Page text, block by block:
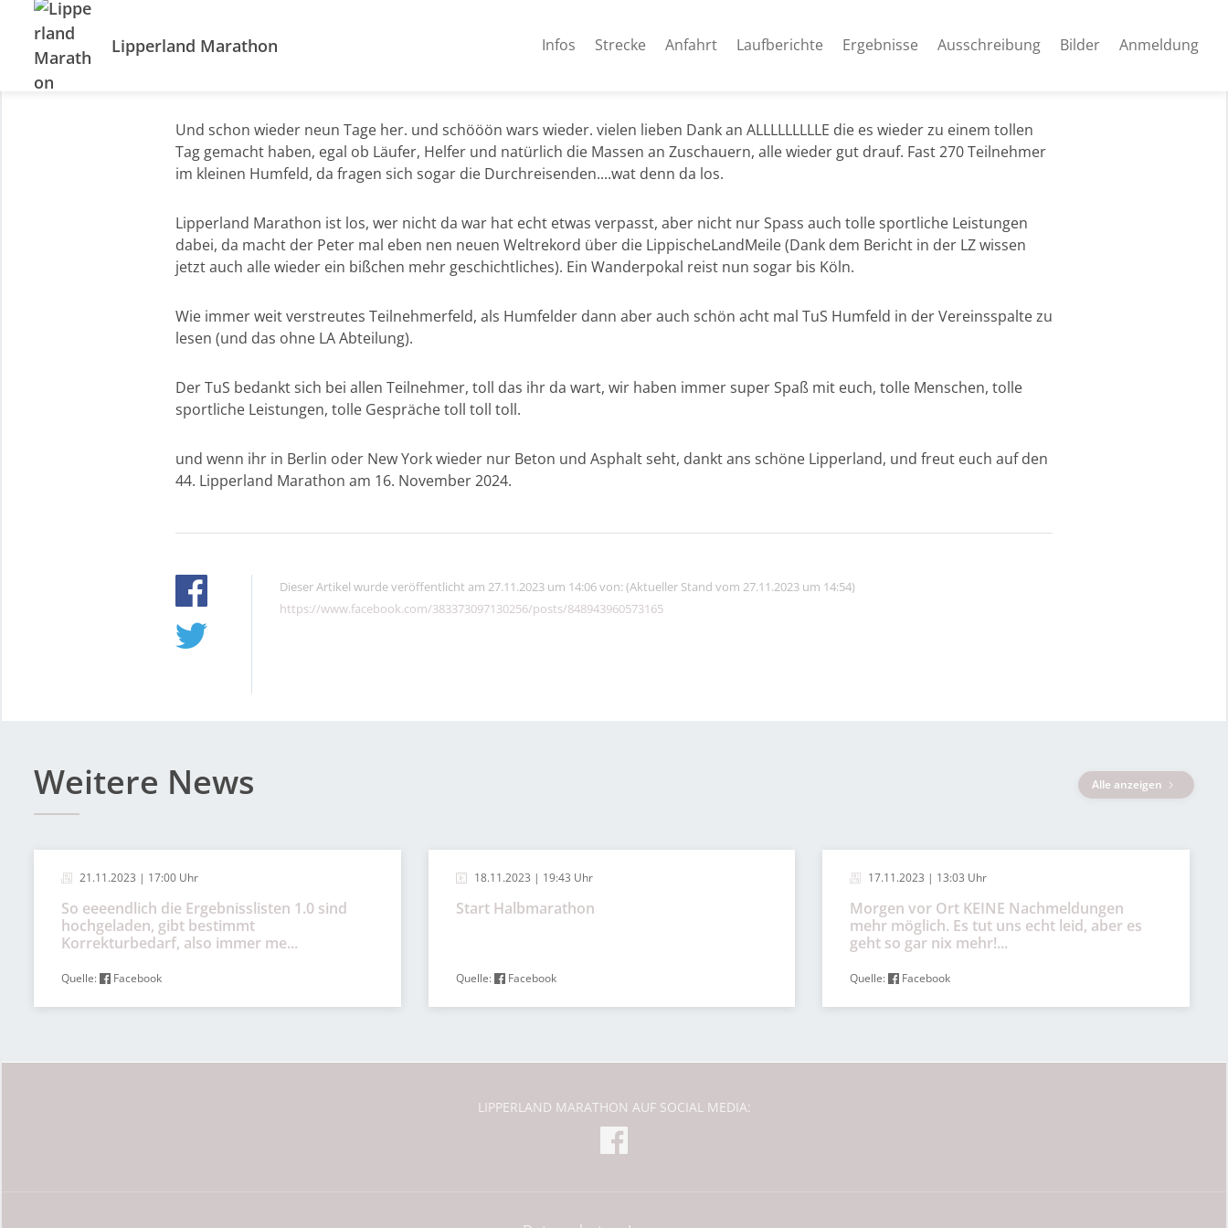
Lipperland Marathon Infos Strecke Anfahrt Laufberichte Ergebnisse Ausschreibung Bilder Anmeldung
Und schon wieder neun Tage her. und schööön wars wieder. vielen lieben Dank an ALLLLLLLLLE die es wieder zu einem tollen
Tag gemacht haben, egal ob Läufer, Helfer und natürlich die Massen an Zuschauern, alle wieder gut drauf. Fast 270 Teilnehmer
im kleinen Humfeld, da fragen sich sogar die Durchreisenden....wat denn da los.
Lipperland Marathon ist los, wer nicht da war hat echt etwas verpasst, aber nicht nur Spass auch tolle sportliche Leistungen
dabei, da macht der Peter mal eben nen neuen Weltrekord über die LippischeLandMeile (Dank dem Bericht in der LZ wissen
jetzt auch alle wieder ein bißchen mehr geschichtliches). Ein Wanderpokal reist nun sogar bis Köln.
Wie immer weit verstreutes Teilnehmerfeld, als Humfelder dann aber auch schön acht mal TuS Humfeld in der Vereinsspalte zu
lesen (und das ohne LA Abteilung).
Der TuS bedankt sich bei allen Teilnehmer, toll das ihr da wart, wir haben immer super Spaß mit euch, tolle Menschen, tolle
sportliche Leistungen, tolle Gespräche toll toll toll.
und wenn ihr in Berlin oder New York wieder nur Beton und Asphalt seht, dankt ans schöne Lipperland, und freut euch auf den
44. Lipperland Marathon am 16. November 2024.
Dieser Artikel wurde veröffentlicht am 27.11.2023 um 14:06 von: (Aktueller Stand vom 27.11.2023 um 14:54)
https://www.facebook.com/383373097130256/posts/848943960573165
Weitere News Alle anzeigen
21.11.2023 | 17:00 Uhr
So eeeendlich die Ergebnisslisten 1.0 sind
hochgeladen, gibt bestimmt
Korrekturbedarf, also immer me...
Quelle: Facebook
18.11.2023 | 19:43 Uhr
Start Halbmarathon
Quelle: Facebook
17.11.2023 | 13:03 Uhr
Morgen vor Ort KEINE Nachmeldungen
mehr möglich. Es tut uns echt leid, aber es
geht so gar nix mehr!...
Quelle: Facebook
LIPPERLAND MARATHON AUF SOCIAL MEDIA: